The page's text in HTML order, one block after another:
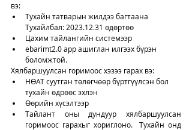
вэ:
Тухайн татварын жилдээ багтаана
Тухайлбал: 2023.12.31 өдөртөө
Цахим тайлангийн системээр
ebarimt2.0 арр ашиглан илгээх бүрэн
боломжтой.
Хялбаршуулсан горимоос хэзээ гарах вэ:
НӨАТ суутган төлөгчөөр бүртгүүлсэн бол
тухайн өдрөөс эхлэн
Өөрийн хүсэлтээр
Тайлант оны дундуур хялбаршуулсан
горимоос гарахыг хориглоно.  Тухайн онд